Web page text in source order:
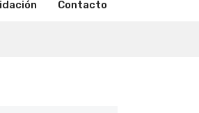
Contacto